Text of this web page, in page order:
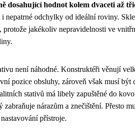
dosahující hodnot kolem dvaceti až
i nepatrné odchylky od ideální roviny.
protože jakékoliv nepravidelnosti ve
není náhodné. Konstruktéři věnují
pozice obsluhy, zároveň však musí být
stativů má libely zapuštěné do
nárazům a znečištění. Přesto
přístroje.